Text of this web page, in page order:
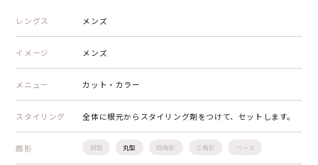
レングス メンズ
イメージ メンズ
メニュー カット・カラー
スタイリング 全体に根元からスタイリング剤をつけて、セットします。
顔形 卵型 丸型 四角形 三角形 ベース